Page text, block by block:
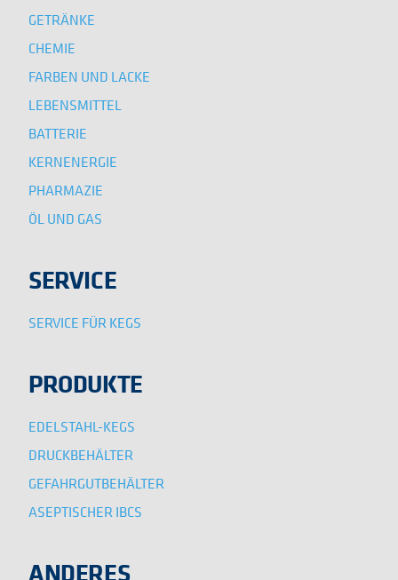
GETRÄNKE
CHEMIE
FARBEN UND LACKE
LEBENSMITTEL
BATTERIE
KERNENERGIE
PHARMAZIE
ÖL UND GAS
SERVICE
SERVICE FÜR KEGS
PRODUKTE
EDELSTAHL-KEGS
DRUCKBEHÄLTER
GEFAHRGUTBEHÄLTER
ASEPTISCHER IBCS
ANDERES